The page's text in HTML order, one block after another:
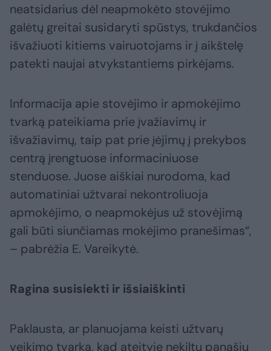
neatsidarius dėl neapmokėto stovėjimo
galėtų greitai susidaryti spūstys, trukdančios
išvažiuoti kitiems vairuotojams ir į aikštelę
patekti naujai atvykstantiems pirkėjams.
Informacija apie stovėjimo ir apmokėjimo
tvarką pateikiama prie įvažiavimų ir
išvažiavimų, taip pat prie įėjimų į prekybos
centrą įrengtuose informaciniuose
stenduose. Juose aiškiai nurodoma, kad
automatiniai užtvarai nekontroliuoja
apmokėjimo, o neapmokėjus už stovėjimą
gali būti siunčiamas mokėjimo pranešimas“,
– pabrėžia E. Vareikytė.
Ragina susisiekti ir išsiaiškinti
Paklausta, ar planuojama keisti užtvarų
veikimo tvarką, kad ateityje nekiltų panašių